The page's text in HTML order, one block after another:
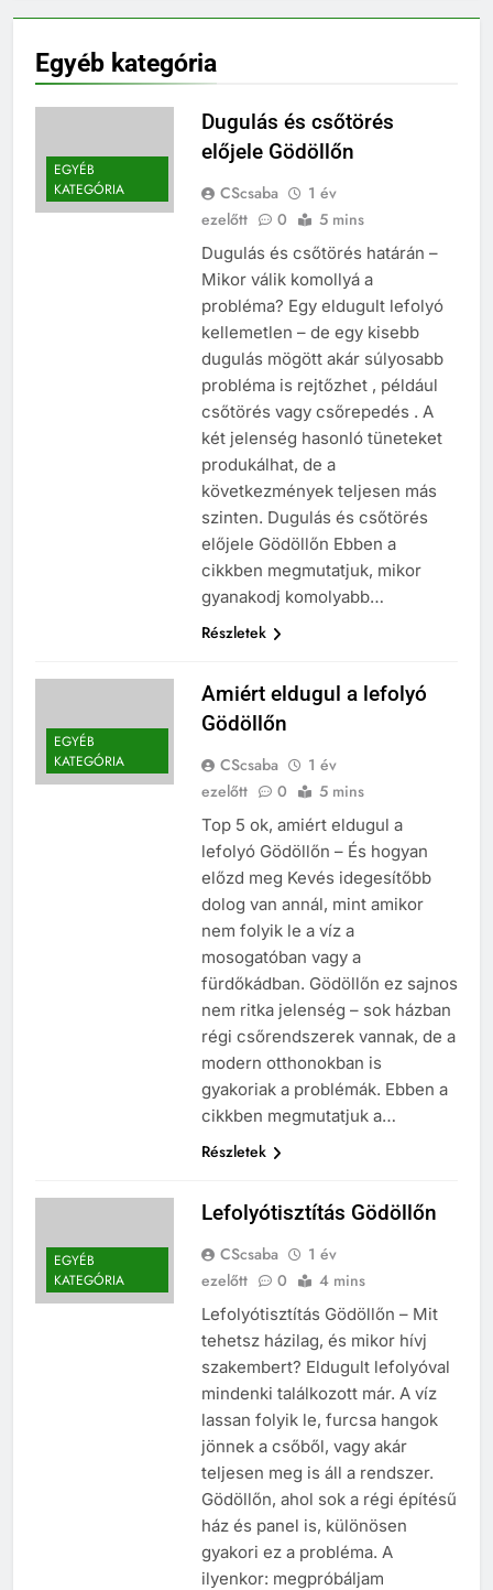
Egyéb kategória
EGYÉB
KATEGÓRIA
Dugulás és csőtörés
előjele Gödöllőn
CScsaba
1 év
ezelőtt
0 5 mins
Dugulás és csőtörés határán –
Mikor válik komollyá a
probléma? Egy eldugult lefolyó
kellemetlen – de egy kisebb
dugulás mögött akár súlyosabb
probléma is rejtőzhet , például
csőtörés vagy csőrepedés . A
két jelenség hasonló tüneteket
produkálhat, de a
következmények teljesen más
szinten. Dugulás és csőtörés
előjele Gödöllőn Ebben a
cikkben megmutatjuk, mikor
gyanakodj komolyabb…
Részletek
EGYÉB
KATEGÓRIA
Amiért eldugul a lefolyó
Gödöllőn
CScsaba
1 év
ezelőtt
0 5 mins
Top 5 ok, amiért eldugul a
lefolyó Gödöllőn – És hogyan
előzd meg Kevés idegesítőbb
dolog van annál, mint amikor
nem folyik le a víz a
mosogatóban vagy a
fürdőkádban. Gödöllőn ez sajnos
nem ritka jelenség – sok házban
régi csőrendszerek vannak, de a
modern otthonokban is
gyakoriak a problémák. Ebben a
cikkben megmutatjuk a…
Részletek
EGYÉB
KATEGÓRIA
Lefolyótisztítás Gödöllőn
CScsaba
1 év
ezelőtt
0 4 mins
Lefolyótisztítás Gödöllőn – Mit
tehetsz házilag, és mikor hívj
szakembert? Eldugult lefolyóval
mindenki találkozott már. A víz
lassan folyik le, furcsa hangok
jönnek a csőből, vagy akár
teljesen meg is áll a rendszer.
Gödöllőn, ahol sok a régi építésű
ház és panel is, különösen
gyakori ez a probléma. A
ilyenkor: megpróbáljam